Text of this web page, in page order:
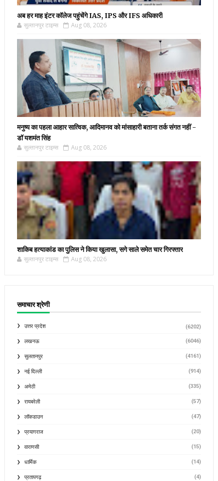
अब हर माह इंटर कॉलेज पहुंचेंगे IAS, IPS और IFS अधिकारी
सुल्तानपुर टाइम्स Aug 08, 2026
मनुष्य का पहला आहार सात्विक, आदिमानव को मांसाहारी बताना तर्क संगत नहीं -
डॉ यशमंत सिंह
सुल्तानपुर टाइम्स Aug 08, 2026
शाकिब हत्याकांड का पुलिस ने किया खुलासा, सगे साले समेत चार गिरफ्तार
सुल्तानपुर टाइम्स Aug 08, 2026
समाचार श्रेणी
उत्तर प्रदेश (6202)
लखनऊ (6046)
सुलतानपुर (4161)
नई दिल्ली (914)
अमेठी (335)
रायबरेली (57)
लॉकडाउन (47)
प्रयागराज (20)
वाराणसी (15)
धार्मिक (14)
प्रतापगढ़ (4)